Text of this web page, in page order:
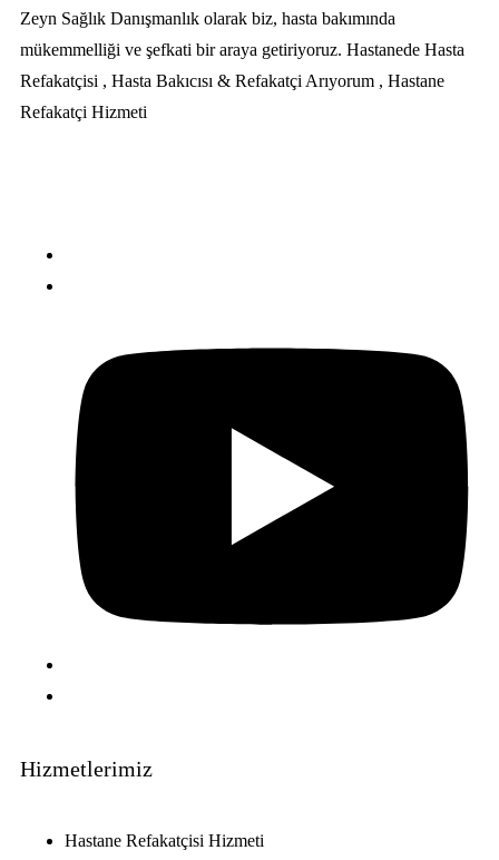
Zeyn Sağlık Danışmanlık olarak biz, hasta bakımında
mükemmelliği ve şefkati bir araya getiriyoruz. Hastanede Hasta
Refakatçisi , Hasta Bakıcısı & Refakatçi Arıyorum , Hastane
Refakatçi Hizmeti
Hizmetlerimiz
Hastane Refakatçisi Hizmeti